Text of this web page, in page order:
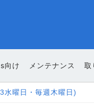
向け メンテナンス 取
利用いただけます